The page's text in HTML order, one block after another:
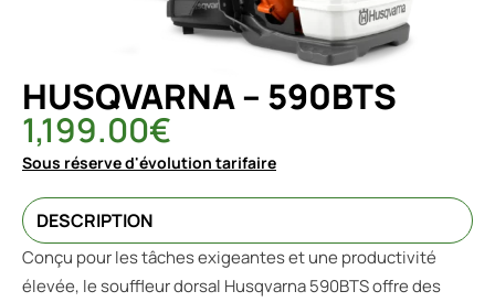
HUSQVARNA – 590BTS
1,199.00€
Sous réserve d'évolution tarifaire
DESCRIPTION
Conçu pour les tâches exigeantes et une productivité
élevée, le souffleur dorsal Husqvarna 590BTS offre des